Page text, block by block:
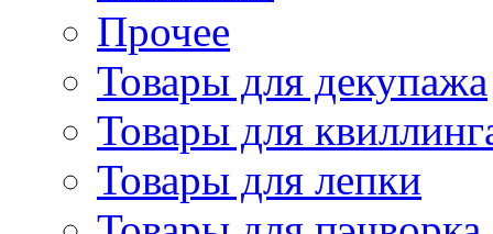
Прочее
Товары для декупажа
Товары для
Товары для лепки